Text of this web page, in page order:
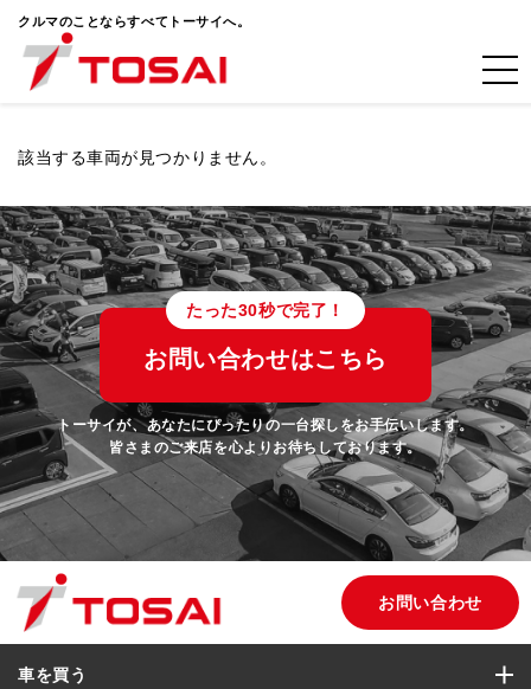
クルマのことならすべてトーサイへ。
該当する車両が見つかりません。
たった30秒で完了！
お問い合わせはこちら
トーサイが、あなたにぴったりの一台探しをお手伝いします。
皆さまのご来店を心よりお待ちしております。
お問い合わせ
車を買う